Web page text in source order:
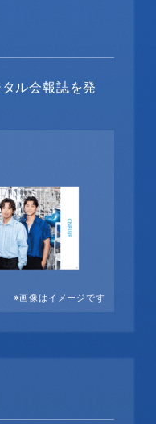
ル会報誌を発
※画像はイメージです